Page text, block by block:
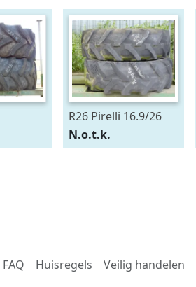
R26 Pirelli 16.9/26
N.o.t.k.
FAQ Huisregels Veilig handelen